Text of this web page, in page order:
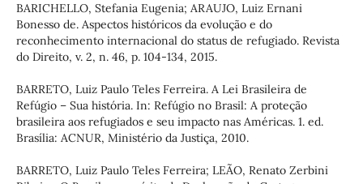
BARICHELLO, Stefania Eugenia; ARAUJO, Luiz Ernani
Bonesso de. Aspectos históricos da evolução e do
reconhecimento internacional do status de refugiado. Revista
do Direito, v. 2, n. 46, p. 104-134, 2015.
BARRETO, Luiz Paulo Teles Ferreira. A Lei Brasileira de
Refúgio – Sua história. In: Refúgio no Brasil: A proteção
brasileira aos refugiados e seu impacto nas Américas. 1. ed.
Brasília: ACNUR, Ministério da Justiça, 2010.
BARRETO, Luiz Paulo Teles Ferreira; LEÃO, Renato Zerbini